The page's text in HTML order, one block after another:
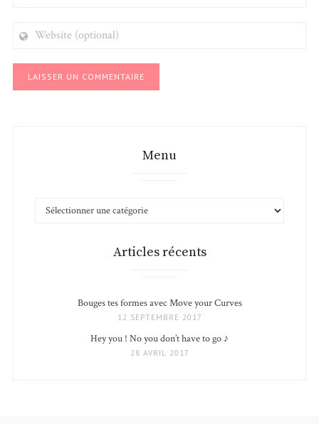
(OPTIONAL)
Menu
MENU
Articles récents
Bouges tes formes avec Move your Curves
12 SEPTEMBRE 2017
Hey you ! No you don’t have to go ♪
28 AVRIL 2017